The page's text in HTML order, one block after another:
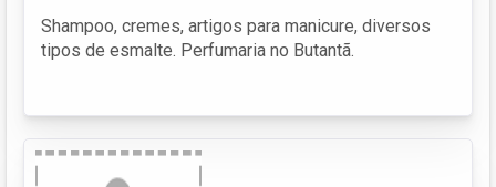
Shampoo, cremes, artigos para manicure, diversos
tipos de esmalte. Perfumaria no Butantã.